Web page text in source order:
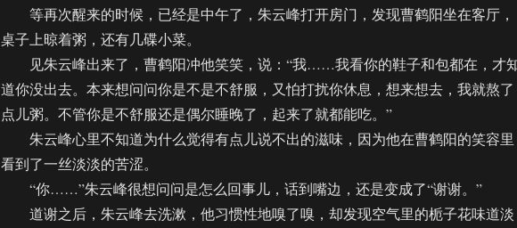
等再次醒来的时候，已经是中午了，朱云峰打开房门，发现曹鹤阳坐在客厅，
桌子上晾着粥，还有几碟小菜。
见朱云峰出来了，曹鹤阳冲他笑笑，说：“我……我看你的鞋子和包都在，才
道你没出去。本来想问问你是不是不舒服，又怕打扰你休息，想来想去，我就熬了
点儿粥。不管你是不舒服还是偶尔睡晚了，起来了就都能吃。”
朱云峰心里不知道为什么觉得有点儿说不出的滋味，因为他在曹鹤阳的笑容里
看到了一丝淡淡的苦涩。
“你……”朱云峰很想问问是怎么回事儿，话到嘴边，还是变成了“谢谢。”
道谢之后，朱云峰去洗漱，他习惯性地嗅了嗅，却发现空气里的栀子花味道淡